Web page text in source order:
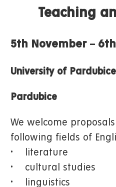
Teaching
5th November –
University of Pardubice
Pardubice
We welcome
following fields of
• literature
• cultural studies
• linguistics